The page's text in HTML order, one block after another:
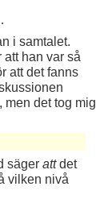
i samtalet.
att han var så
att det fanns
det tog mig
säger attdet
vilken nivå